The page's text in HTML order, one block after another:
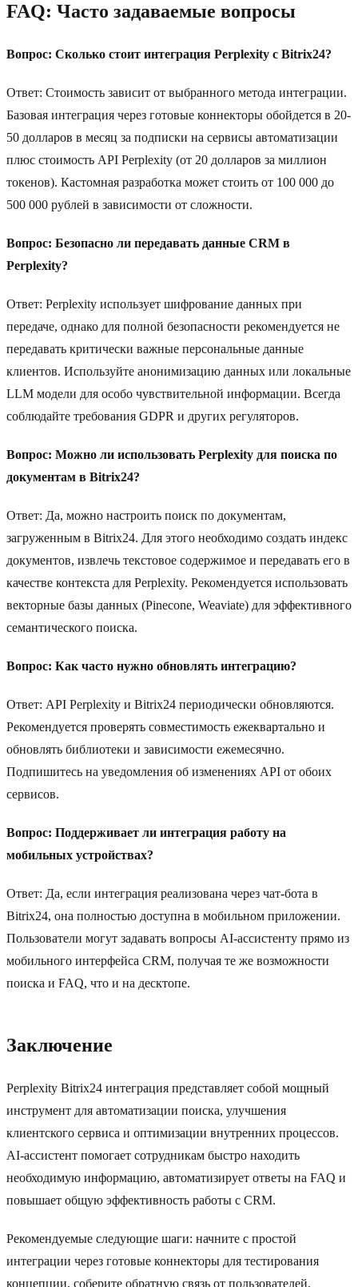
FAQ: Часто задаваемые вопросы
Вопрос: Сколько стоит интеграция Perplexity с Bitrix24?
Ответ: Стоимость зависит от выбранного метода интеграции.
Базовая интеграция через готовые коннекторы обойдется в 20-
50 долларов в месяц за подписки на сервисы автоматизации
плюс стоимость API Perplexity (от 20 долларов за миллион
токенов). Кастомная разработка может стоить от 100 000 до
500 000 рублей в зависимости от сложности.
Вопрос: Безопасно ли передавать данные CRM в
Perplexity?
Ответ: Perplexity использует шифрование данных при
передаче, однако для полной безопасности рекомендуется не
передавать критически важные персональные данные
клиентов. Используйте анонимизацию данных или локальные
LLM модели для особо чувствительной информации. Всегда
соблюдайте требования GDPR и других регуляторов.
Вопрос: Можно ли использовать Perplexity для поиска по
документам в Bitrix24?
Ответ: Да, можно настроить поиск по документам,
загруженным в Bitrix24. Для этого необходимо создать индекс
документов, извлечь текстовое содержимое и передавать его в
качестве контекста для Perplexity. Рекомендуется использовать
векторные базы данных (Pinecone, Weaviate) для эффективного
семантического поиска.
Вопрос: Как часто нужно обновлять интеграцию?
Ответ: API Perplexity и Bitrix24 периодически обновляются.
Рекомендуется проверять совместимость ежеквартально и
обновлять библиотеки и зависимости ежемесячно.
Подпишитесь на уведомления об изменениях API от обоих
сервисов.
Вопрос: Поддерживает ли интеграция работу на
мобильных устройствах?
Ответ: Да, если интеграция реализована через чат-бота в
Bitrix24, она полностью доступна в мобильном приложении.
Пользователи могут задавать вопросы AI-ассистенту прямо из
мобильного интерфейса CRM, получая те же возможности
поиска и FAQ, что и на десктопе.
Заключение
Perplexity Bitrix24 интеграция представляет собой мощный
инструмент для автоматизации поиска, улучшения
клиентского сервиса и оптимизации внутренних процессов.
AI-ассистент помогает сотрудникам быстро находить
необходимую информацию, автоматизирует ответы на FAQ и
повышает общую эффективность работы с CRM.
Рекомендуемые следующие шаги: начните с простой
интеграции через готовые коннекторы для тестирования
концепции, соберите обратную связь от пользователей,